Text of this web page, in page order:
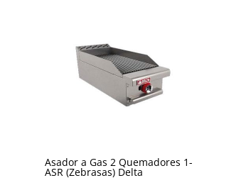
Asador a Gas 2 Quemadores 1-
ASR (Zebrasas) Delta